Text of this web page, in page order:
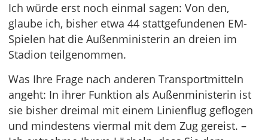
Ich würde erst noch einmal sagen: Von den,
glaube ich, bisher etwa 44 stattgefundenen EM-
Spielen hat die Außenministerin an dreien im
Stadion teilgenommen.
Was Ihre Frage nach anderen Transportmitteln
angeht: In ihrer Funktion als Außenministerin ist
sie bisher dreimal mit einem Linienflug geflogen
und mindestens viermal mit dem Zug gereist. –